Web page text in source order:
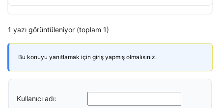
1 yazı görüntüleniyor (toplam 1)
Bu konuyu yanıtlamak için giriş yapmış olmalısınız.
Kullanıcı adı: